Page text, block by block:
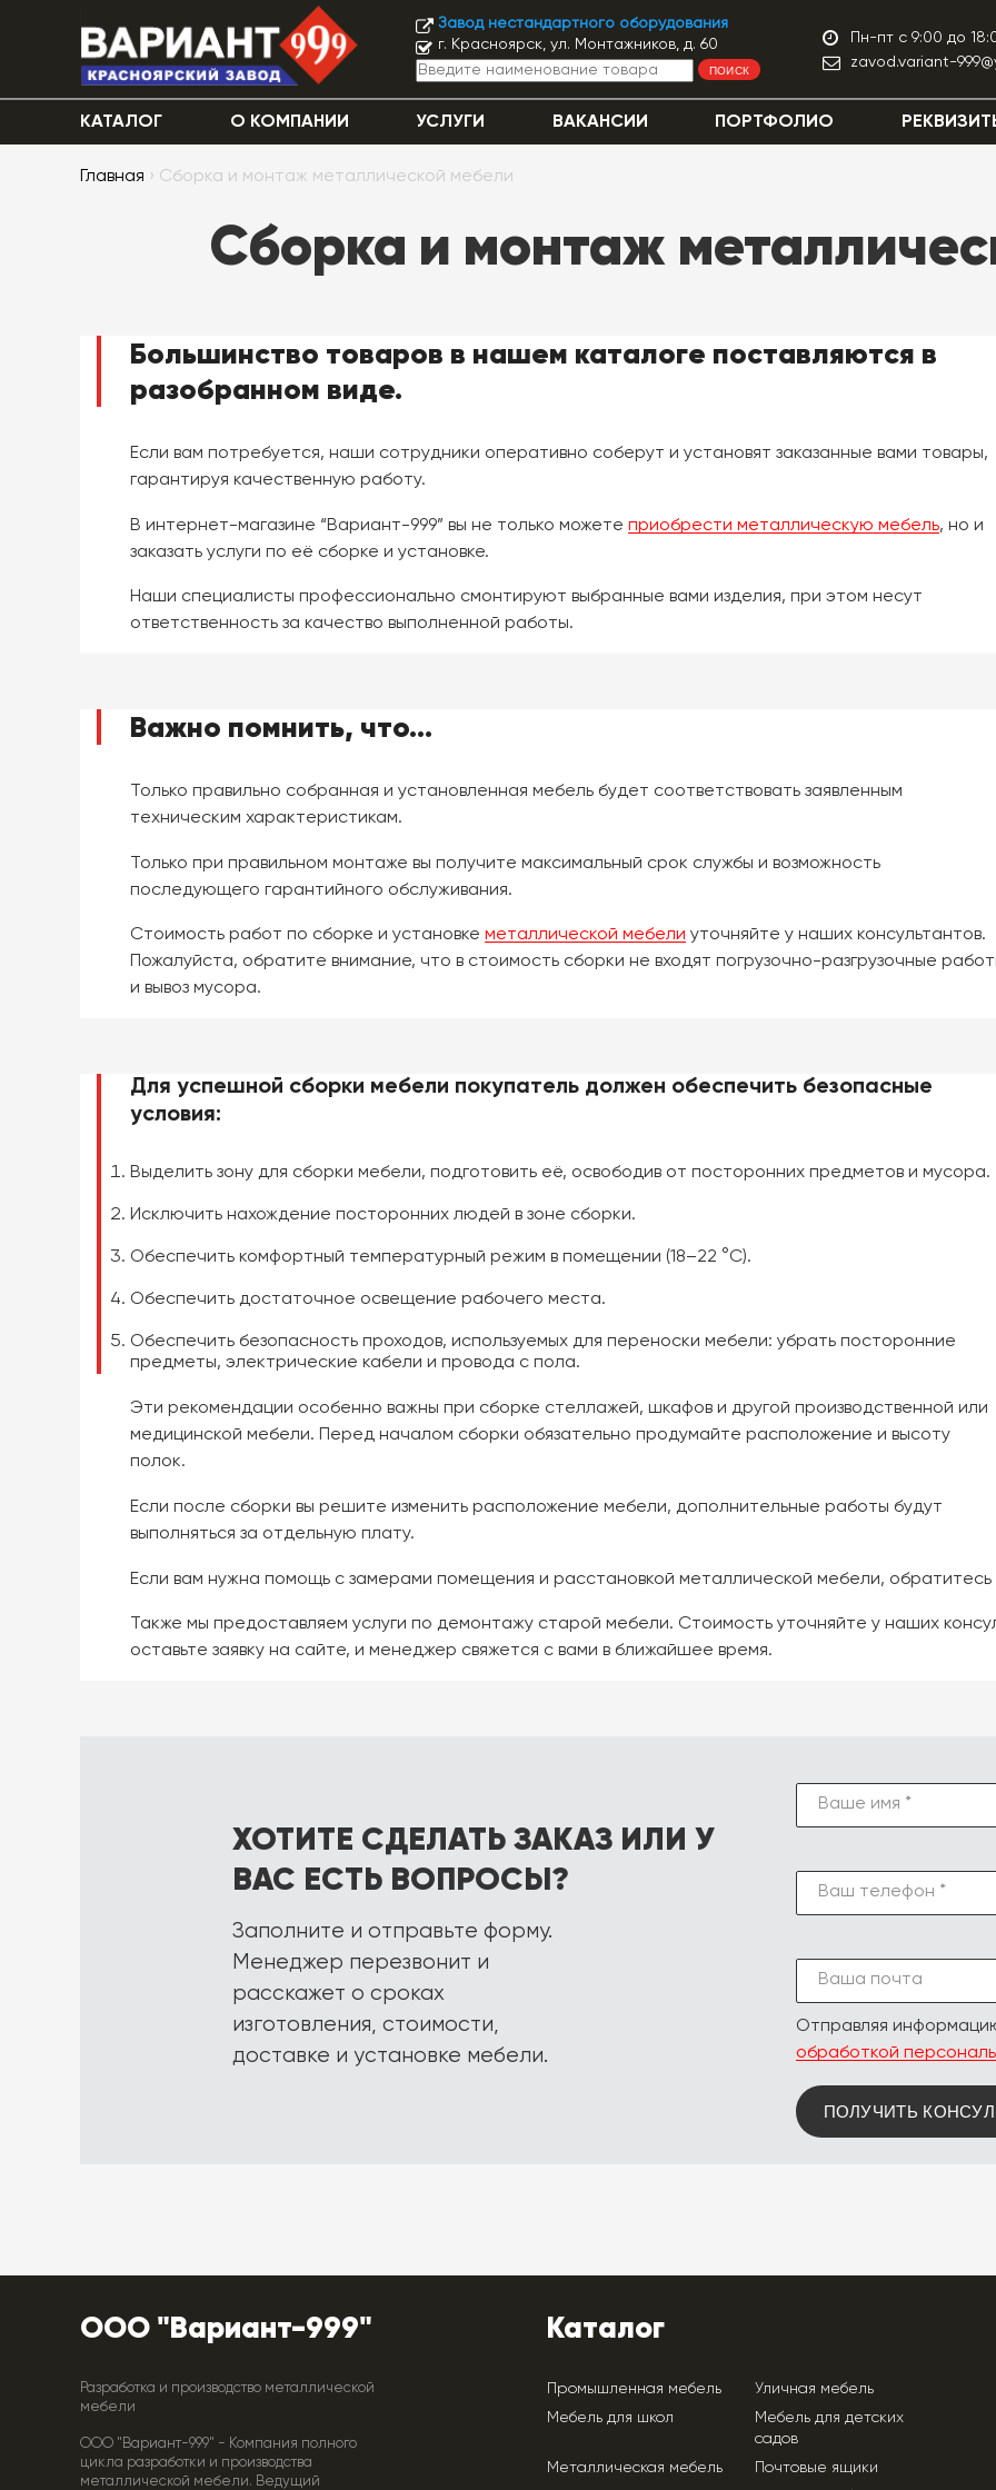
Завод нестандартного оборудования
г. Красноярск, ул. Монтажников, д. 60
ПОИСК
Пн-пт с 9:00 до
zavod.variant-
КАТАЛОГ О КОМПАНИИ УСЛУГИ ВАКАНСИИ ПОРТФОЛИО
Главная › Сборка и монтаж металлической мебели
Сборка и монтаж
Большинство товаров в нашем каталоге поставляются в
разобранном виде.
Если вам потребуется, наши сотрудники оперативно соберут и установят заказанные вами товары,
гарантируя качественную работу.
В интернет-магазине “Вариант-999” вы не только можете приобрести металлическую мебель, но и
заказать услуги по её сборке и установке.
Наши специалисты профессионально смонтируют выбранные вами изделия, при этом несут
ответственность за качество выполненной работы.
Важно помнить, что...
Только правильно собранная и установленная мебель будет соответствовать заявленным
техническим характеристикам.
Только при правильном монтаже вы получите максимальный срок службы и возможность
последующего гарантийного обслуживания.
Стоимость работ по сборке и установке металлической мебели уточняйте у наших консультантов.
Пожалуйста, обратите внимание, что в стоимость сборки не входят погрузочно-разгрузочные
и вывоз мусора.
Для успешной сборки мебели покупатель должен обеспечить безопасные
условия:
Выделить зону для сборки мебели, подготовить её, освободив от посторонних предметов и мусора.
Исключить нахождение посторонних людей в зоне сборки.
Обеспечить комфортный температурный режим в помещении (18–22 °C).
Обеспечить достаточное освещение рабочего места.
Обеспечить безопасность проходов, используемых для переноски мебели: убрать посторонние
предметы, электрические кабели и провода с пола.
Эти рекомендации особенно важны при сборке стеллажей, шкафов и другой производственной или
медицинской мебели. Перед началом сборки обязательно продумайте расположение и высоту
полок.
Если после сборки вы решите изменить расположение мебели, дополнительные работы будут
выполняться за отдельную плату.
Если вам нужна помощь с замерами помещения и расстановкой металлической мебели,
Также мы предоставляем услуги по демонтажу старой мебели. Стоимость уточняйте у наших
оставьте заявку на сайте, и менеджер свяжется с вами в ближайшее время.
ХОТИТЕ СДЕЛАТЬ ЗАКАЗ ИЛИ У
ВАС ЕСТЬ ВОПРОСЫ?
Заполните и отправьте форму.
Менеджер перезвонит и
расскажет о сроках
изготовления, стоимости,
доставке и установке мебели.
Ваше имя *
Ваш телефон *
Ваша почта
Отправляя
обработкой
ПОЛУЧИТЬ
ООО "Вариант-999"
Разработка и производство металлической
мебели
ООО "Вариант-999" - Компания полного
цикла разработки и производства
металлической мебели. Ведущий
Каталог
Промышленная мебель
Уличная мебель
Мебель для школ
Мебель для детских
садов
Металлическая мебель
Почтовые ящики